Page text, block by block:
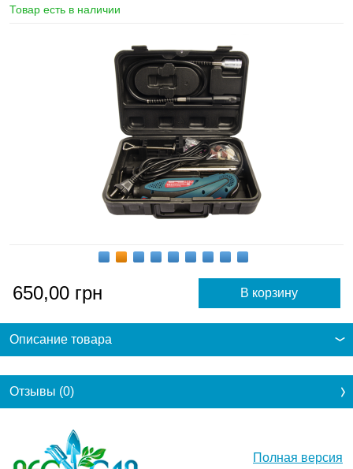
Товар есть в наличии
650,00 грн
Описание товара
Отзывы (0)
Полная версия